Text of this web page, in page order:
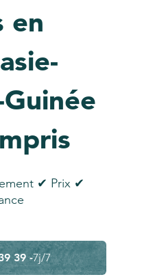
en
✔ Prix ✔
39 -7j/7